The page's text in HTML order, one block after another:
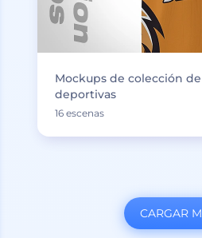
Mockups de colección
deportivas
16 escenas
CARGAR